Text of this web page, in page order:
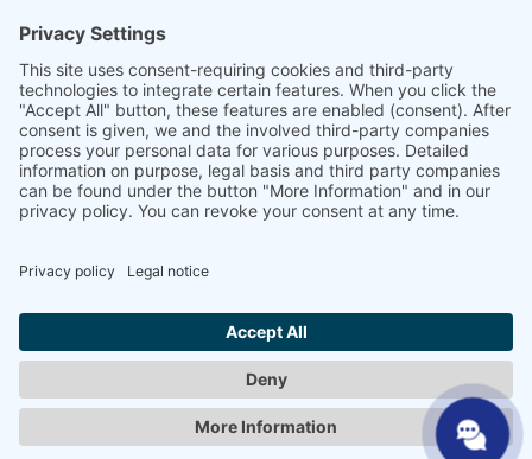
Konfigurator
Välj ditt språk
DE
EN
PL
NL